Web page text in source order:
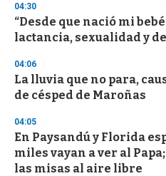
d
s
o
f
3
s
e
c
n
d
04:30
“Desde que nació mi
lactancia, sexualidad y
04:06
La lluvia que no para,
de césped de Maroñas
04:05
En Paysandú y Florida
miles vayan a ver al
las misas al aire libre